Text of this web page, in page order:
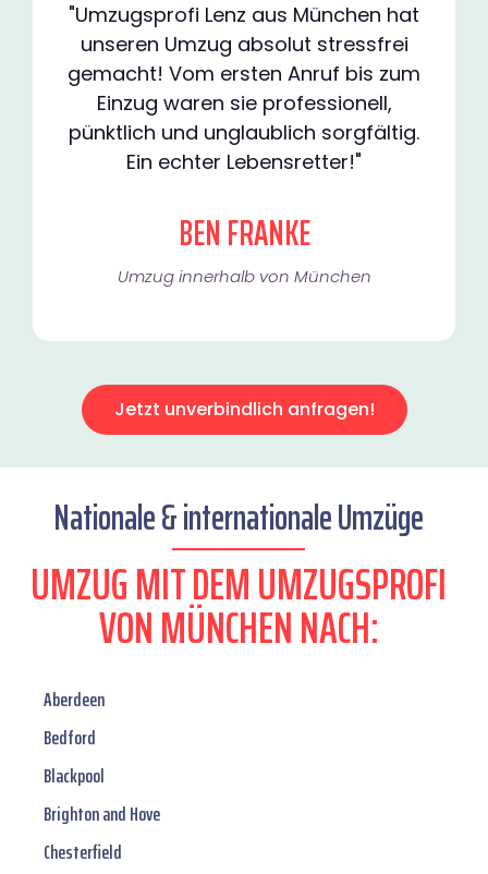
"Umzugsprofi Lenz aus München hat
unseren Umzug absolut stressfrei
gemacht! Vom ersten Anruf bis zum
Einzug waren sie professionell,
pünktlich und unglaublich sorgfältig.
Ein echter Lebensretter!"
BEN FRANKE
Umzug innerhalb von München​
Jetzt unverbindlich anfragen!
Nationale & internationale Umzüge
UMZUG MIT DEM UMZUGSPROFI
VON MÜNCHEN NACH:
Aberdeen
Bedford
Blackpool
Brighton and Hove
Chesterfield